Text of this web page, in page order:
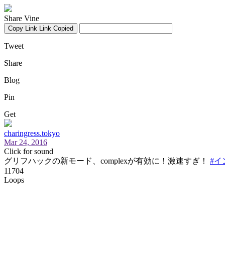
Share Vine
Copy Link Link Copied
Tweet
Share
Blog
Pin
Get
charingress.tokyo
Mar 24, 2016
Click for sound
グリフハックの新モード、complexが有効に！激速すぎ！ #イ
11704
Loops